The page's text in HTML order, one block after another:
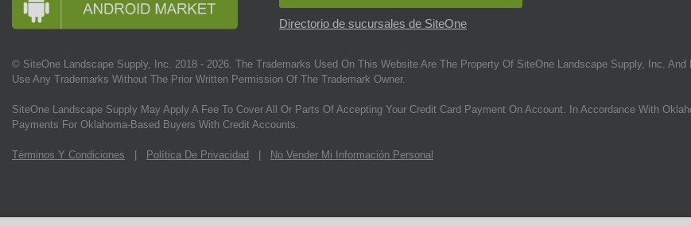
Directorio de sucursales de SiteOne
© SiteOne Landscape Supply, Inc. 2018 - 2026. The Trademarks Used On This Website Are The Property Of SiteOne Landscape Supply, Inc.
Use Any Trademarks Without The Prior Written Permission Of The Trademark Owner.
SiteOne Landscape Supply May Apply A Fee To Cover All Or Parts Of Accepting Your Credit Card Payment On Account. In Accordance With
Payments For Oklahoma-Based Buyers With Credit Accounts.
Términos Y Condiciones Política De Privacidad No Vender Mi Información Personal